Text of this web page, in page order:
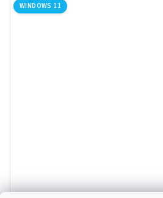
WINDOWS 11